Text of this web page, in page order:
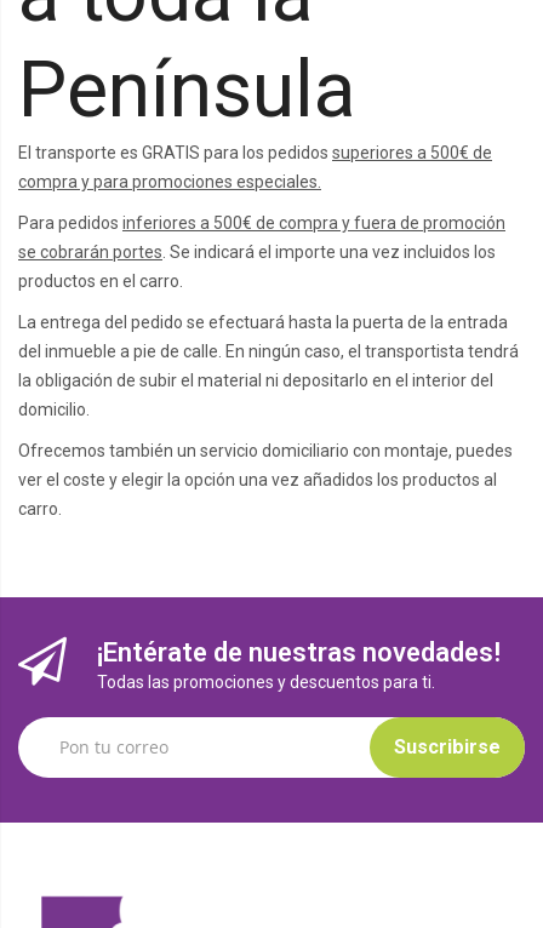
Península
El transporte es GRATIS para los pedidos superiores a 500€ de
compra y para promociones especiales.
Para pedidos inferiores a 500€ de compra y fuera de promoción
se cobrarán portes . Se indicará el importe una vez incluidos los
productos en el carro.
La entrega del pedido se efectuará hasta la puerta de la entrada
del inmueble a pie de calle. En ningún caso, el transportista tendrá
la obligación de subir el material ni depositarlo en el interior del
domicilio.
Ofrecemos también un servicio domiciliario con montaje, puedes
ver el coste y elegir la opción una vez añadidos los productos al
carro.
¡Entérate de nuestras novedades!
Todas las promociones y descuentos para ti.
Suscribirse